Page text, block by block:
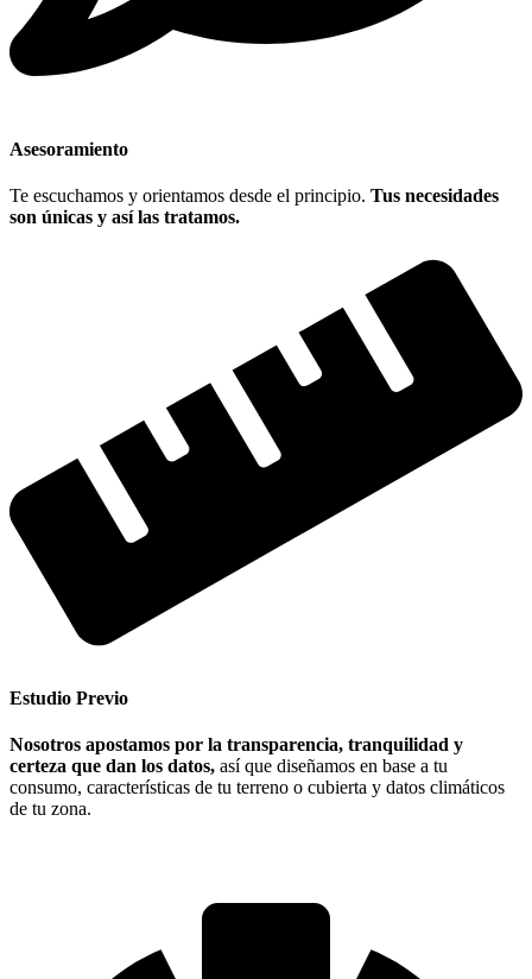
Asesoramiento
Te escuchamos y orientamos desde el principio. Tus necesidades
son únicas y así las tratamos.
Estudio Previo
Nosotros apostamos por la transparencia, tranquilidad y
certeza que dan los datos, así que diseñamos en base a tu
consumo, características de tu terreno o cubierta y datos climáticos
de tu zona.